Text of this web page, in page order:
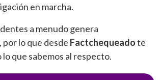
en marcha.
a menudo genera
lo que desde Factchequeadote
que sabemos al respecto.